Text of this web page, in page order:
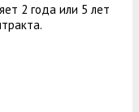
2 года или 5 лет